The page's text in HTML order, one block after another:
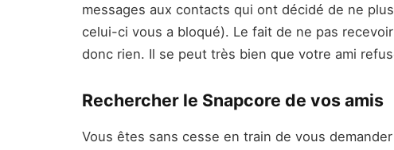
messages aux contacts qui ont décidé de ne
celui-ci vous a bloqué). Le fait de ne pas
donc rien. Il se peut très bien que votre ami
Rechercher le Snapcore de vos amis
Vous êtes sans cesse en train de vous